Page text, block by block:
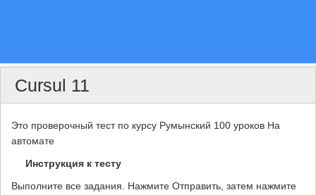
Cursul 11
Это проверочный тест по курсу Румынский 100 уроков На
автомате
Инструкция к тесту
Выполните все задания. Нажмите Отправить, затем нажмите